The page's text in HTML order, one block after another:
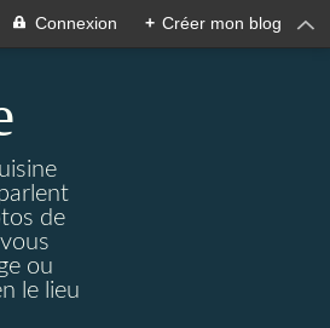
Connexion + Créer mon blog
de
ou
le lieu